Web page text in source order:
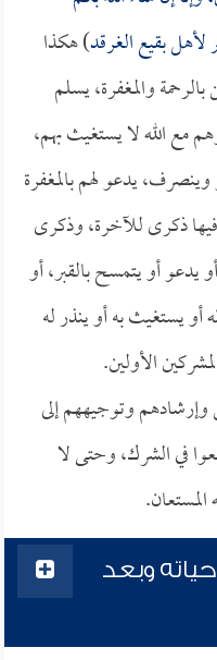
بقيع الغرقد) هكذا
والمغفرة، يسلم
مع الله لا يستغيث بهم،
يدعو لهم بالمغفرة
ذكرى للآخرة، وذكرى
يدعو أو يتمسح بالقبر، أو
أو يستغيث به أو ينذر له
الأولين.
وتوجيههم إلى
في الشرك، وحتى لا
وبعد